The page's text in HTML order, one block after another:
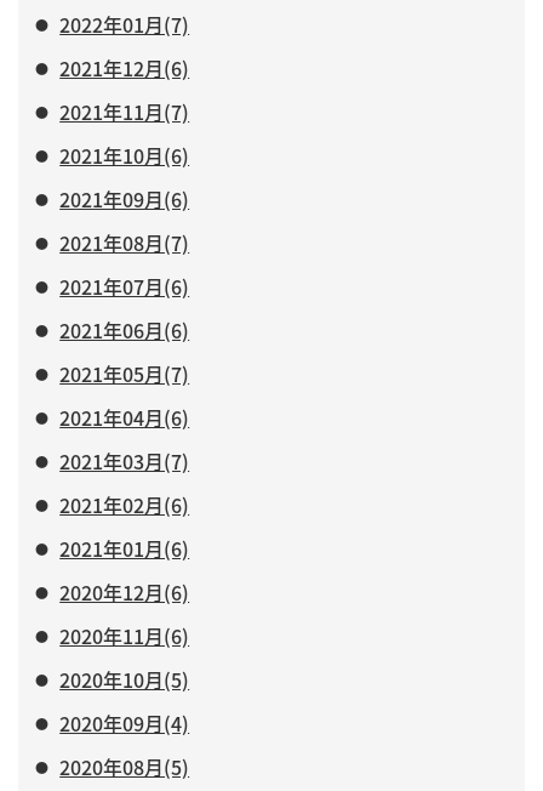
2022年01月(7)
2021年12月(6)
2021年11月(7)
2021年10月(6)
2021年09月(6)
2021年08月(7)
2021年07月(6)
2021年06月(6)
2021年05月(7)
2021年04月(6)
2021年03月(7)
2021年02月(6)
2021年01月(6)
2020年12月(6)
2020年11月(6)
2020年10月(5)
2020年09月(4)
2020年08月(5)